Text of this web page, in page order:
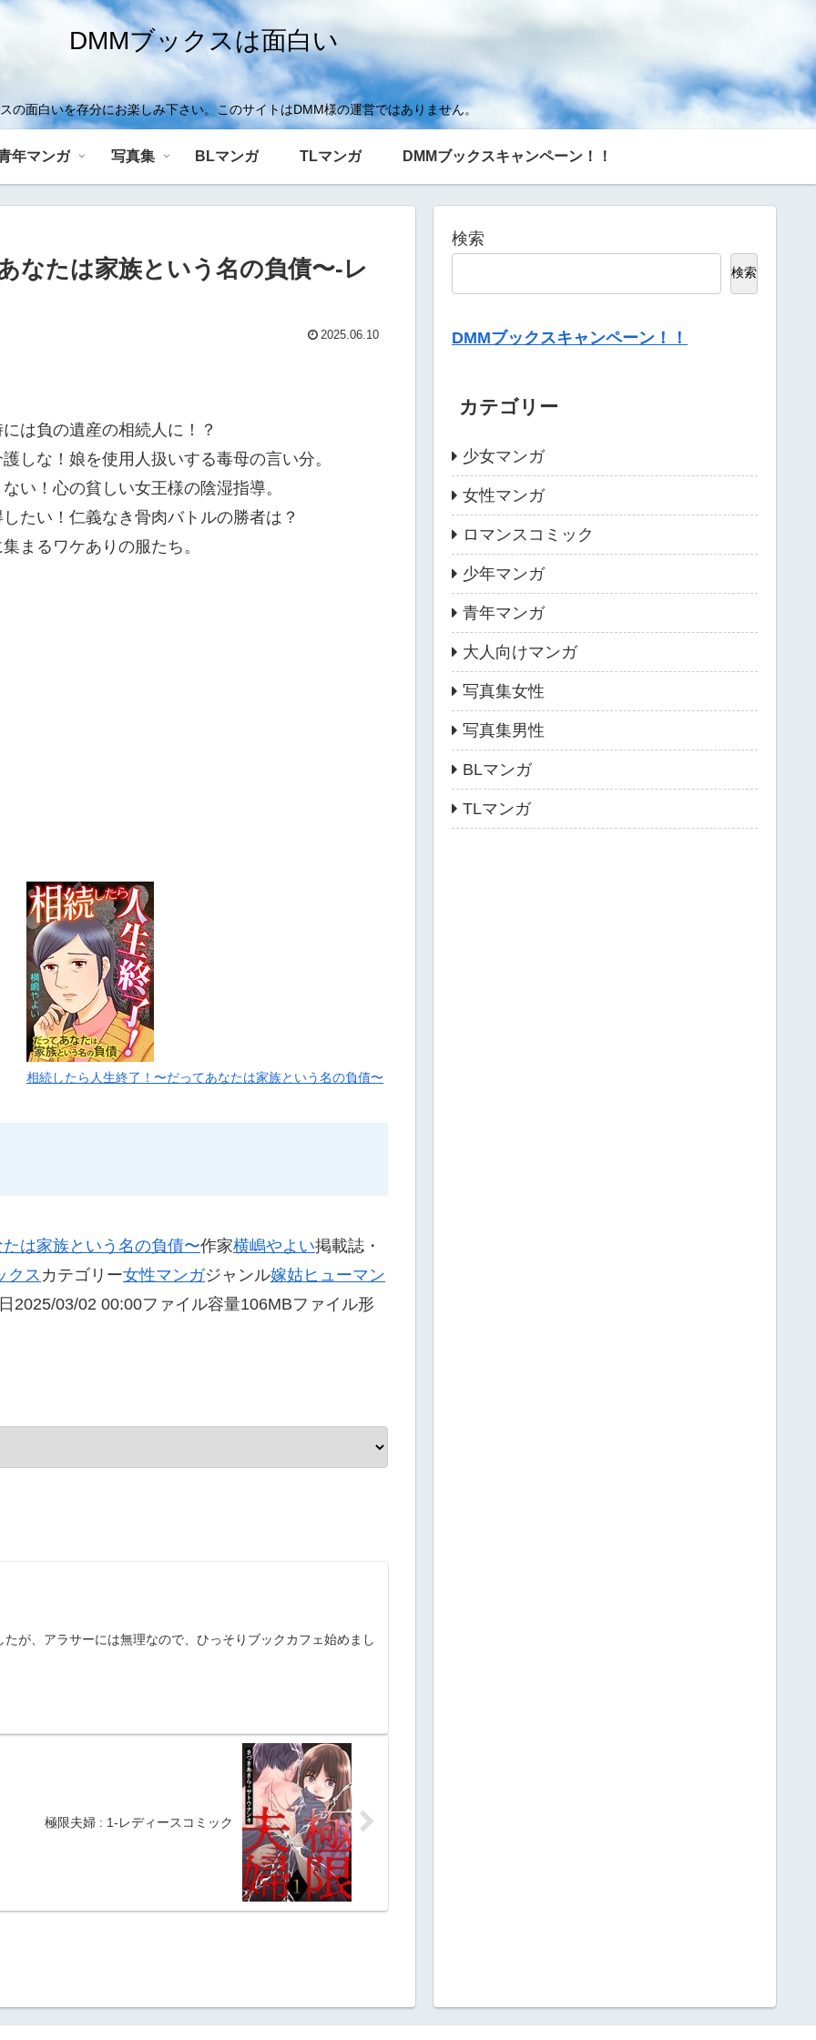
DMMブックスは面白い
の面白いを存分にお楽しみ下さい。このサイトはDMM様の運営ではありません。
年マンガ 写真集 BLマンガ TLマンガ DMMブックスキャンペーン！！
なたは家族という名の負債〜-レ
2025.06.10
は負の遺産の相続人に！？
しな！娘を使用人扱いする毒母の言い分。
い！心の貧しい女王様の陰湿指導。
たい！仁義なき骨肉バトルの勝者は？
まるワケありの服たち。
相続したら人生終了！〜だってあなたは家族という名の負債〜
は家族という名の負債〜作家横嶋やよい掲載誌・
クス カテゴリー女性マンガジャンル嫁姑ヒューマン
2025/03/02 00:00ファイル容量106MBファイル形
が、アラサーには無理なので、ひっそりブックカフェ始めまし
極限夫婦 : 1-レディースコミック
検索
検索
DMMブックスキャンペーン！！
カテゴリー
少女マンガ
女性マンガ
ロマンスコミック
少年マンガ
青年マンガ
大人向けマンガ
写真集女性
写真集男性
BLマンガ
TLマンガ